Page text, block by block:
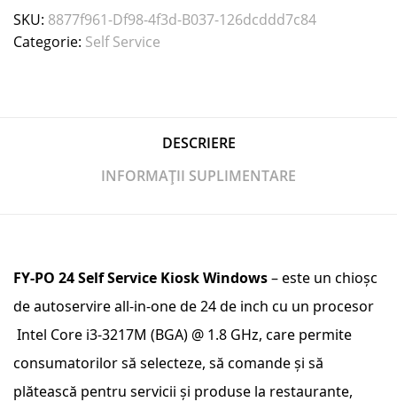
SKU: 8877f961-Df98-4f3d-B037-126dcddd7c84
Categorie: Self Service
DESCRIERE
INFORMAȚII SUPLIMENTARE
FY-PO 24 Self Service Kiosk Windows– este un chioșc
de autoservire all-in-one de 24 de inch cu un procesor
Intel Core i3-3217M (BGA) @ 1.8 GHz, care permite
consumatorilor să selecteze, să comande și să
plătească pentru servicii și produse la restaurante,